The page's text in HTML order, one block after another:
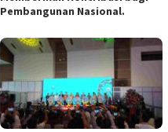
Pembangunan Nasional.